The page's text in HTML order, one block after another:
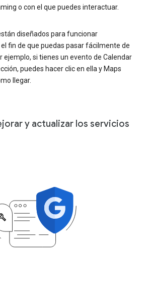
o con el que puedes interactuar.
diseñados para funcionar
fin de que puedas pasar fácilmente de
ejemplo, si tienes un evento de Calendar
puedes hacer clic en ella y Maps
llegar.
y actualizar los servicios